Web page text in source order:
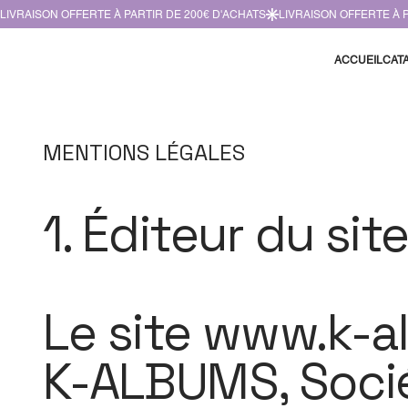
ACCUEIL
MENTIONS LÉGALES
1. Éditeur du site
Le site www.k-
K-ALBUMS,